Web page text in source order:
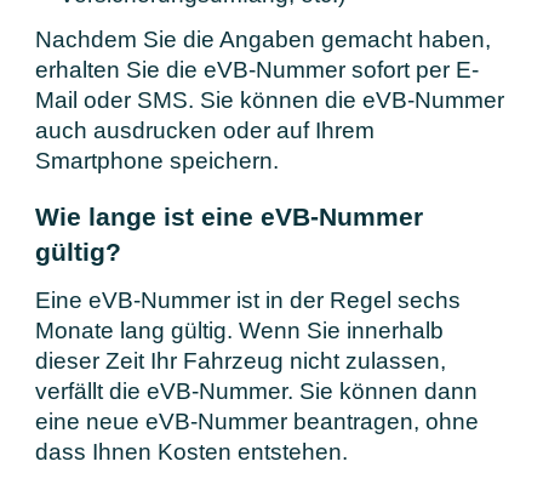
Nachdem Sie die Angaben gemacht haben,
erhalten Sie die eVB-Nummer sofort per E-
Mail oder SMS. Sie können die eVB-Nummer
auch ausdrucken oder auf Ihrem
Smartphone speichern.
Wie lange ist eine eVB-Nummer
gültig?
Eine eVB-Nummer ist in der Regel sechs
Monate lang gültig. Wenn Sie innerhalb
dieser Zeit Ihr Fahrzeug nicht zulassen,
verfällt die eVB-Nummer. Sie können dann
eine neue eVB-Nummer beantragen, ohne
dass Ihnen Kosten entstehen.